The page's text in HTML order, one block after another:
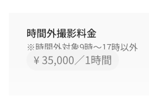
時間外撮影料金
※時間外対象9時～17時以外
¥ 35,000／1時間